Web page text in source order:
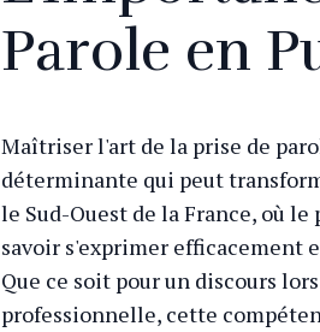
Parole en
Maîtriser l'art de la prise de
déterminante qui peut
le Sud-Ouest de la France, où
savoir s'exprimer efficacement
Que ce soit pour un discours
professionnelle, cette